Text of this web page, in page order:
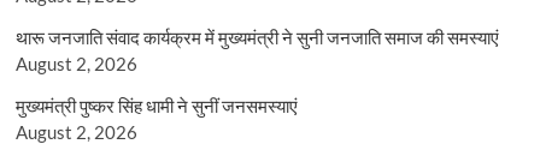
थारू जनजाति संवाद कार्यक्रम में मुख्यमंत्री ने सुनी जनजाति समाज की समस्याएं
August 2, 2026
मुख्यमंत्री पुष्कर सिंह धामी ने सुनीं जनसमस्याएं
August 2, 2026